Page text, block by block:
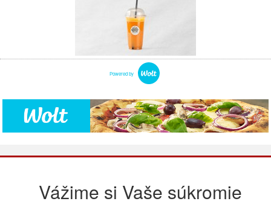
Powered by
V prípade Vašich otázok nás prosímkontaktujte tu.
Vážime si Vaše súkromie